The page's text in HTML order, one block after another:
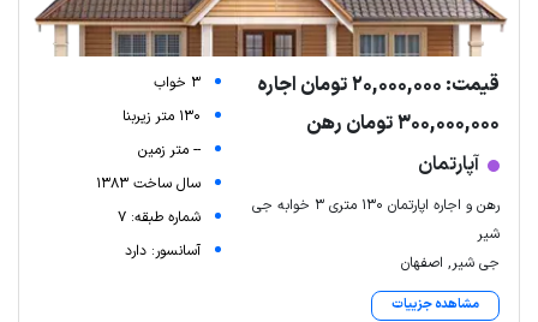
قیمت: 20,000,000 تومان اجاره
300,000,000 تومان رهن
آپارتمان
رهن و اجاره اپارتمان ۱۳۰ متری ۳ خوابه جی
شیر
جی شیر, اصفهان
مشاهده جزییات
3 خواب
130 متر زیربنا
-- متر زمین
سال ساخت 1383
شماره طبقه: 7
آسانسور: دارد